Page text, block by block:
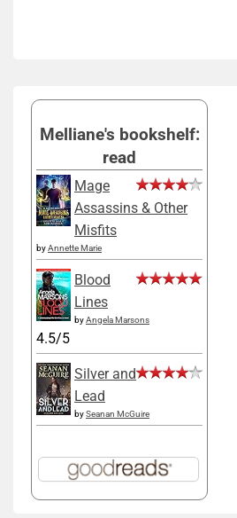
Melliane's bookshelf:
read
Mage
Assassins & Other
Misfits
byAnnette Marie
Blood
Lines
byAngela Marsons
4.5/5
Silver and
Lead
bySeanan McGuire